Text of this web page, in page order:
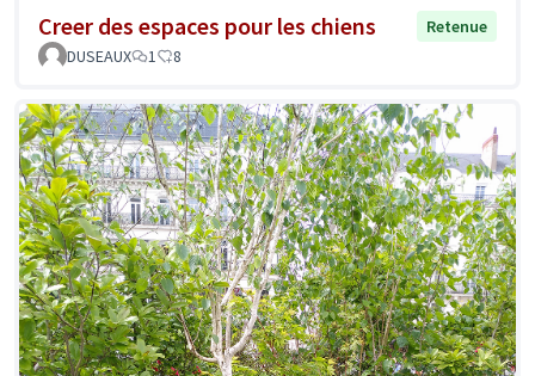
Creer des espaces pour les chiens
Retenue
DUSEAUX
1 8